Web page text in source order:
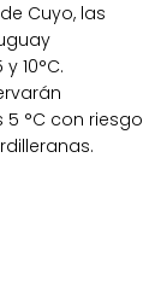
Cuyo, las
10°C.
°C con riesgo